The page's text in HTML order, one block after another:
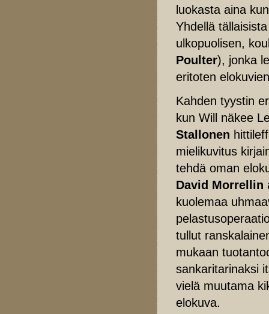
luokasta aina
Yhdellä
ulkopuolisen,
Poulter), jonka
eritoten
Kahden tyystin
kun Will näkee
Stallonen
mielikuvitus
tehdä oman
David Morrellin
kuolemaa
tullut
mukaan
sankaritarinaksi
vielä muutama
elokuva.